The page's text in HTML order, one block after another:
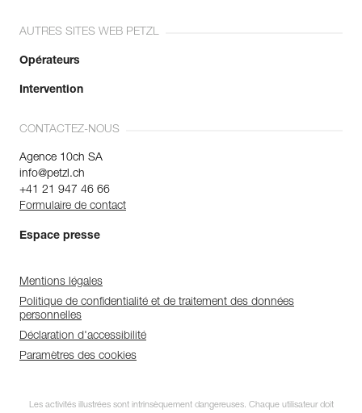
AUTRES SITES WEB PETZL
Opérateurs
Intervention
CONTACTEZ-NOUS
Agence 10ch SA
info@petzl.ch
+41 21 947 46 66
Formulaire de contact
Espace presse
Mentions légales
Politique de confidentialité et de traitement des données
personnelles
Déclaration d'accessibilité
Paramètres des cookies
Les activités illustrées sont intrinsèquement dangereuses. Chaque utilisateur doit